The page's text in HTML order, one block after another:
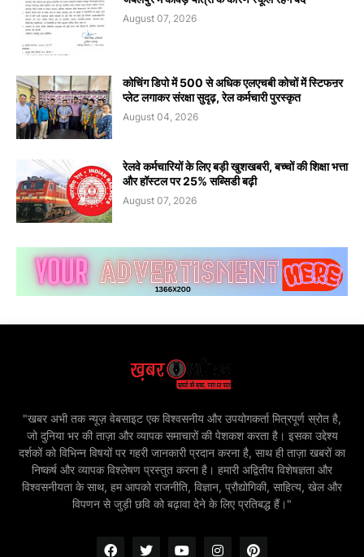
August 07, 2026
कोचिंग डिपो में 500 से अधिक एलएचबी कोचों में स्टिफऩर
प्लेट लगाकर संरक्षा सुदृढ़, रेल कर्मचारी पुरस्कृत
August 04, 2026
रेलवे कर्मचारियों के लिए बड़ी खुशखबरी, बच्चों की शिक्षा भत्ता
और हॉस्टल पर 25% सब्सिडी बढ़ी
August 07, 2026
"खबर अभी तक न्यूज़ वेबसाइट एक विश्वसनीय और उपयोगकर्ता मित्रपूर्ण स्रोत है,
जो दुनिया भर की ताज़ा और व्यापक समाचारों की पेशकश करता है। इसका उद्देश्य
दर्शकों को विभिन्न विषयों पर गहरी जानकारी प्रदान करना है, साथ ही ताज़ा खबरों का
निष्कर्ष और व्यापक विश्लेषण प्रस्तुत करना है। हमारी अद्वितीय विशेषज्ञता और
विश्वसनीयता के साथ, हम आपको राजनीति, विज्ञान, प्रौद्योगिकी, साहित्य, खेल और
विपणन से जुड़ी छवि को बढ़ावा देने के लिए प्रतिबद्ध हैं।"